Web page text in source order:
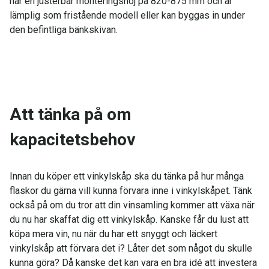
lämplig som fristående modell eller kan byggas in under
den befintliga bänkskivan.
Att tänka på om
kapacitetsbehov
Innan du köper ett vinkylskåp ska du tänka på hur många
flaskor du gärna vill kunna förvara inne i vinkylskåpet. Tänk
också på om du tror att din vinsamling kommer att växa när
du nu har skaffat dig ett vinkylskåp. Kanske får du lust att
köpa mera vin, nu när du har ett snyggt och läckert
vinkylskåp att förvara det i? Låter det som något du skulle
kunna göra? Då kanske det kan vara en bra idé att investera